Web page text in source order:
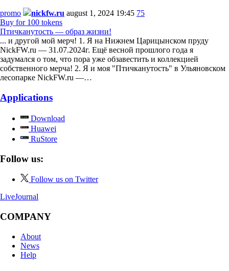
promo nickfw.ru august 1, 2024 19:45 75
Buy for 100 tokens
Птичканутость — образ жизни!
... и другой мой мерч! 1. Я на Нижнем Царицынском пруду
NickFW.ru — 31.07.2024г. Ещё весной прошлого года я
задумался о том, что пора уже обзавестить и коллекцией
собственного мерча! 2. Я и моя "Птичканутость" в Ульяновском
лесопарке NickFW.ru —…
Applications
Download
Huawei
RuStore
Follow us:
Follow us on Twitter
LiveJournal
COMPANY
About
News
Help